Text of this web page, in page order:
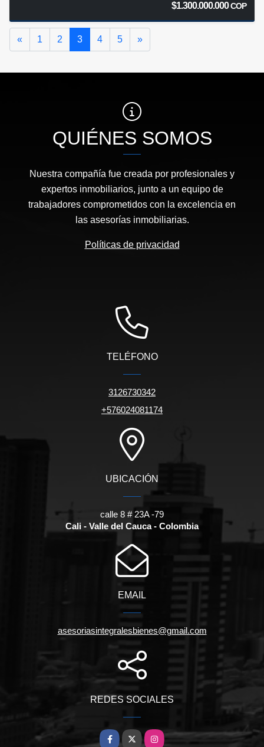
$1.300.000.000COP
« Anterior
1 2 3 4 5 »Siguiente
QUIÉNES SOMOS
Nuestra compañía fue creada por profesionales y
expertos inmobiliarios, junto a un equipo de
trabajadores comprometidos con la excelencia en
las asesorías inmobiliarias.
Políticas de privacidad
TELÉFONO
3126730342
+576024081174
UBICACIÓN
calle 8 # 23A -79
Cali - Valle del Cauca - Colombia
EMAIL
asesoriasintegralesbienes@gmail.com
REDES SOCIALES
Facebook
X Instagram